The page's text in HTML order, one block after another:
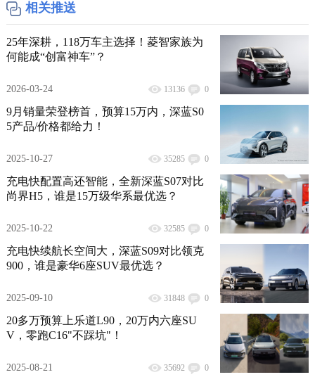
相关推送
25年深耕，118万车主选择！菱智家族为
何能成“创富神车”？
2026-03-24 13136 0
9月销量荣登榜首，预算15万内，深蓝S0
5产品/价格都给力！
2025-10-27 35285 0
充电快配置高还智能，全新深蓝S07对比
尚界H5，谁是15万级华系最优选？
2025-10-22 32585 0
充电快续航长空间大，深蓝S09对比领克
900，谁是豪华6座SUV最优选？
2025-09-10 31848 0
20多万预算上乐道L90，20万内六座SU
V，零跑C16"不踩坑"！
2025-08-21 35692 0